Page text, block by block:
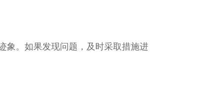
象。如果发现问题，及时采取措施进